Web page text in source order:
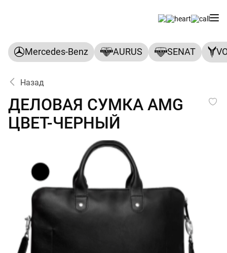
Mercedes-Benz AURUS SENAT
Назад
ДЕЛОВАЯ СУМКА AMG
ДЕЛОВАЯ СУМКА AMG
ЦВЕТ-ЧЕРНЫЙ